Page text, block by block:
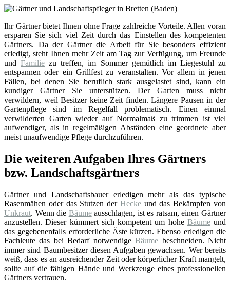
Ihr Gärtner bietet Ihnen ohne Frage zahlreiche Vorteile. Allen voran
ersparen Sie sich viel Zeit durch das Einstellen des kompetenten
Gärtners. Da der Gärtner die Arbeit für Sie besonders effizient
erledigt, steht Ihnen mehr Zeit am Tag zur Verfügung, um Freunde
undFamilie zu treffen, im Sommer gemütlich im Liegestuhl zu
entspannen oder ein Grillfest zu veranstalten. Vor allem in jenen
Fällen, bei denen Sie beruflich stark ausgelastet sind, kann ein
kundiger Gärtner Sie unterstützen. Der Garten muss nicht
verwildern, weil Besitzer keine Zeit finden. Längere Pausen in der
Gartenpflege sind im Regelfall problematisch. Einen einmal
verwilderten Garten wieder auf Normalmaß zu trimmen ist viel
aufwendiger, als in regelmäßigen Abständen eine geordnete aber
meist unaufwendige Pflege durchzuführen.
Die weiteren Aufgaben Ihres Gärtners
bzw. Landschaftsgärtners
Gärtner und Landschaftsbauer erledigen mehr als das typische
Rasenmähen oder das Stutzen der Heckeund das Bekämpfen von
Unkraut. Wenn die Bäumeausschlagen, ist es ratsam, einen Gärtner
anzustellen. Dieser kümmert sich kompetent um hohe Bäumeund
das gegebenenfalls erforderliche Äste kürzen. Ebenso erledigen die
Fachleute das bei Bedarf notwendigeBäume beschneiden. Nicht
immer sind Baumbesitzer diesen Aufgaben gewachsen. Wer bereits
weiß, dass es an ausreichender Zeit oder körperlicher Kraft mangelt,
sollte auf die fähigen Hände und Werkzeuge eines professionellen
Gärtners vertrauen.